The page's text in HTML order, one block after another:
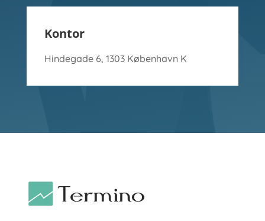
Kontor
Hindegade 6, 1303 København K